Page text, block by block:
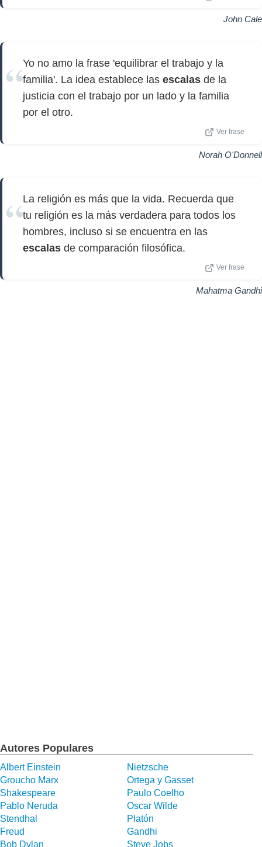
John Cale
Yo no amo la frase 'equilibrar el trabajo y la
familia'. La idea establece las escalas de la
justicia con el trabajo por un lado y la familia
por el otro.
Ver frase
Norah O'Donnell
La religión es más que la vida. Recuerda que
tu religión es la más verdadera para todos los
hombres, incluso si se encuentra en las
escalas de comparación filosófica.
Ver frase
Mahatma Gandhi
Autores Populares
Albert Einstein
Nietzsche
Groucho Marx
Ortega y Gasset
Shakespeare
Paulo Coelho
Pablo Neruda
Oscar Wilde
Stendhal
Platón
Freud
Gandhi
Bob Dylan
Steve Jobs